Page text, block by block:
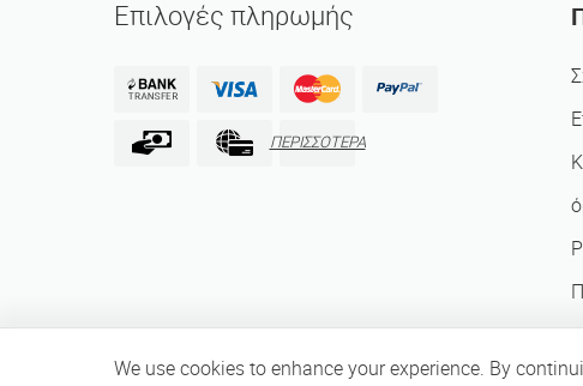
Επιλογές πληρωμής
ΠΕΡΙΣΣΟΤΕΡΑ
We use cookies to enhance your experience. By